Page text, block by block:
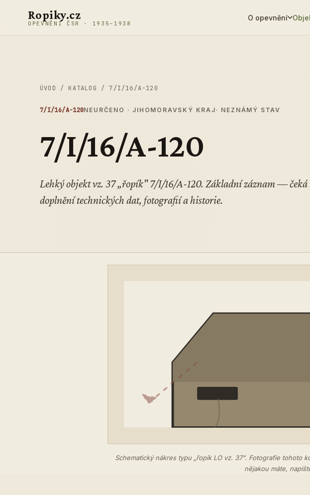
Ropiky.cz
OPEVNĚNÍ ČSR · 1935–1938
O opevnění
ÚVOD / KATALOG / 7/I/16/A-120
7/I/16/A-120NEURČENO · JIHOMORAVSKÝ KRAJ · NEZNÁMÝ STAV
7/I/16/A-120
Lehký objekt vz. 37 „řopík" 7/I/16/A-120. Základní záznam — čeká
doplnění technických dat, fotografií a historie.
Schematický nákres typu „řopík LO vz. 37". Fotografie
nějakou máte,